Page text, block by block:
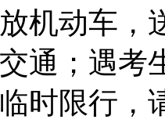
机动车，
通；遇考
时限行，